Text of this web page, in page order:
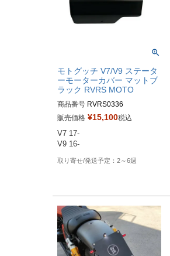
モトグッチ V7/V9 ステータ
ーモーターカバー マットブ
ラック RVRS MOTO
商品番号 RVRS0336
販売価格 ¥15,100税込
V7 17-
V9 16-
2～6週